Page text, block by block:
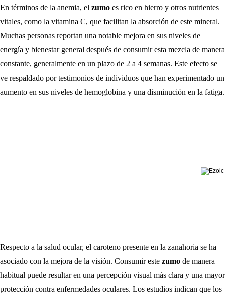
En términos de la anemia, el zumo es rico en hierro y otros nutrientes
vitales, como la vitamina C, que facilitan la absorción de este mineral.
Muchas personas reportan una notable mejora en sus niveles de
energía y bienestar general después de consumir esta mezcla de manera
constante, generalmente en un plazo de 2 a 4 semanas. Este efecto se
ve respaldado por testimonios de individuos que han experimentado un
aumento en sus niveles de hemoglobina y una disminución en la fatiga.
Respecto a la salud ocular, el caroteno presente en la zanahoria se ha
asociado con la mejora de la visión. Consumir este zumo de manera
habitual puede resultar en una percepción visual más clara y una mayor
protección contra enfermedades oculares. Los estudios indican que los